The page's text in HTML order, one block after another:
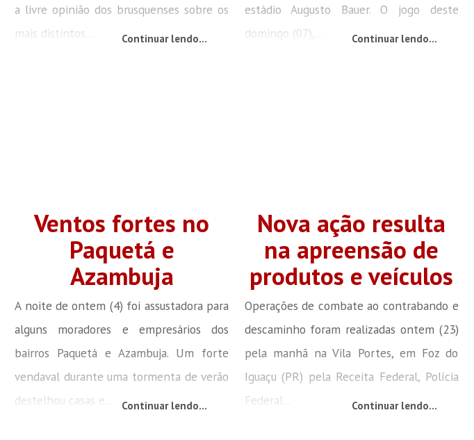
a livre opinião dos brusquenses sobre os
mais distintos...
Continuar lendo...
estádio Augusto Bauer. O jogo deste
domingo (07),...
Continuar lendo...
Ventos fortes no
Paquetá e
Azambuja
A noite de ontem (4) foi assustadora para
alguns moradores e empresários dos
bairros Paquetá e Azambuja. Um forte
vendaval durante uma tormenta de verão
destelhou casas e...
Continuar lendo...
Nova ação resulta
na apreensão de
produtos e veículos
Operações de combate ao contrabando e
descaminho foram realizadas ontem (23)
pela manhã na Vila Portes, em Foz do
Iguaçu (PR) pela Receita Federal, Polícia
Federal...
Continuar lendo...